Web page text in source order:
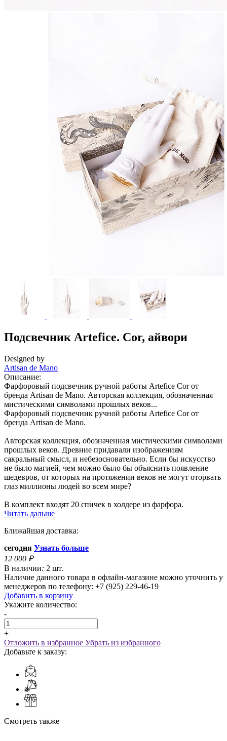
Подсвечник Artefice. Cor, айвори
Designed by
Artisan de Mano
Описание:
Фарфоровый подсвечник ручной работы Artefice Cor от
бренда Artisan de Mano. Авторская коллекция, обозначенная
мистическими символами прошлых веков...
Фарфоровый подсвечник ручной работы Artefice Cor от
бренда Artisan de Mano.
Авторская коллекция, обозначенная мистическими символами
прошлых веков. Древние придавали изображениям
сакральный смысл, и небезосновательно. Если бы искусство
не было магией, чем можно было бы объяснить появление
шедевров, от которых на протяжении веков не могут оторвать
глаз миллионы людей во всем мире?
В комплект входят 20 спичек в холдере из фарфора.
Читать дальше
Ближайшая доставка:
сегодня Узнать больше
12 000 ₽
В наличии: 2 шт.
Наличие данного товара в офлайн-магазине можно уточнить у
менеджеров по телефону: +7 (925) 229-46-19
Добавить в корзину
Укажите количество:
-
+
Отложить в избранное Убрать из избранного
Добавьте к заказу:
Смотреть также